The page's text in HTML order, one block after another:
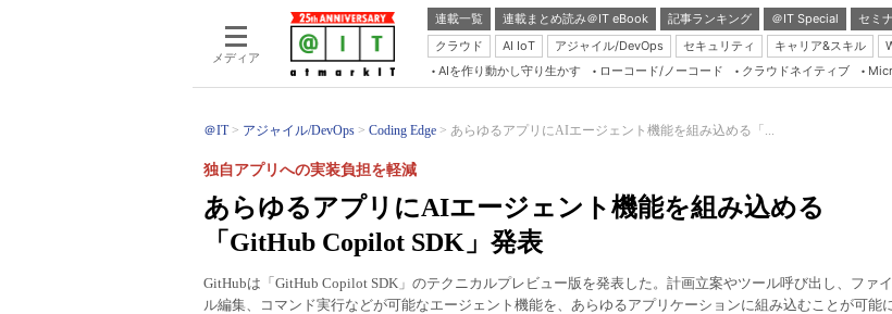
メディア
連載一覧 連載まとめ読み＠IT eBook 記事ランキング ＠IT Special セミ
クラウド
AI IoT アジャイル/DevOps セキュリティ キャリア&スキル
Linux
AIを作り動かし守り生かす ローコード/ノーコード クラウドネイティブ
＠IT アジャイル/DevOps Coding Edge あらゆるアプリにAIエージェント機能を組み込める「...
あらゆるアプリにAIエージェント機能を組み込める
「GitHub Copilot SDK」発表
独自アプリへの実装負担を軽減
GitHubは「GitHub Copilot SDK」のテクニカルプレビュー版を発表した。計画立案やツール呼び出し、ファイ
ル編集、コマンド実行などが可能なエージェント機能を、あらゆるアプリケーションに組み込むことが可能